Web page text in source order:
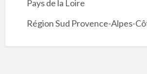
Pays de la Loire
Région Sud Provence-Alpes-